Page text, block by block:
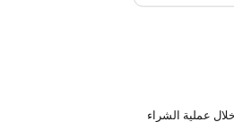
عملية الشراء